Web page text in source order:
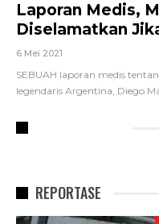
Laporan Medis,
Diselamatkan
6 Mei 2021
SEBUAH laporan medis
legendaris Argentina, Diego
REPORTASE